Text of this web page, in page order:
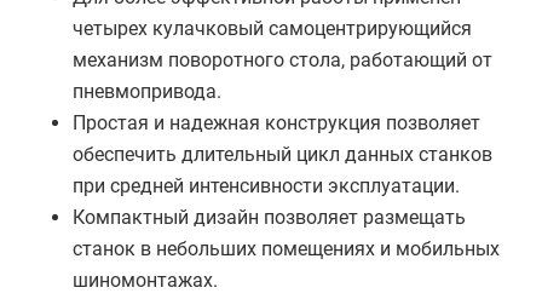
четырех кулачковый самоцентрирующийся
механизм поворотного стола, работающий от
пневмопривода.
Простая и надежная конструкция позволяет
обеспечить длительный цикл данных станков
при средней интенсивности эксплуатации.
Компактный дизайн позволяет размещать
станок в небольших помещениях и мобильных
шиномонтажах.